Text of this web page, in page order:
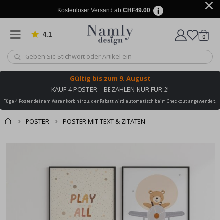
Kostenloser Versand ab CHF49.00
4.1 von 1029 Bewertungen
Wagen
0
Gültig bis zum 9. August
KAUF 4 POSTER – BEZAHLEN NUR FÜR 2!
Füge 4 Poster deinem Warenkorb hinzu, der Rabatt wird automatisch beim Checkout angewendet!
POSTER POSTER MIT TEXT & ZITATEN